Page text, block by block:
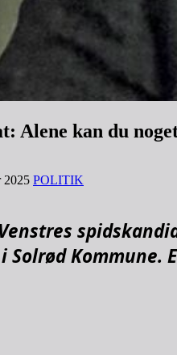
Alene kan du
2025 POLITIK
Solrød